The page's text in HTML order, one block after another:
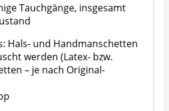
Tauchgänge, insgesamt
Hals- und Handmanschetten
werden (Latex- bzw.
– je nach Original-